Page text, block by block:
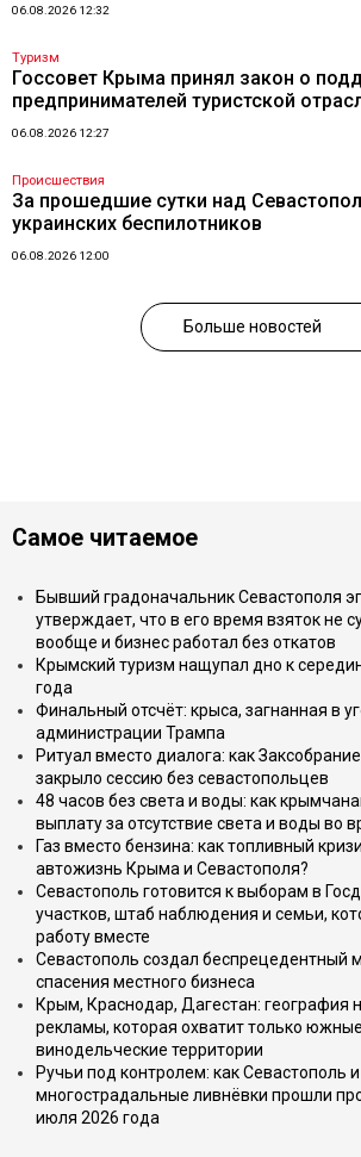
06.08.2026 12:32
Туризм
Госсовет Крыма принял закон о
предпринимателей туристской
06.08.2026 12:27
Происшествия
За прошедшие сутки над
украинских беспилотников
06.08.2026 12:00
Больше новостей
Самое читаемое
Бывший градоначальник Севастополя
утверждает, что в его время взяток не
вообще и бизнес работал без откатов
Крымский туризм нащупал дно к
года
Финальный отсчёт: крыса, загнанная в
администрации Трампа
Ритуал вместо диалога: как
закрыло сессию без севастопольцев
48 часов без света и воды: как
выплату за отсутствие света и воды во
Газ вместо бензина: как топливный
автожизнь Крыма и Севастополя?
Севастополь готовится к выборам в
участков, штаб наблюдения и семьи,
работу вместе
Севастополь создал беспрецедентный
спасения местного бизнеса
Крым, Краснодар, Дагестан: география
рекламы, которая охватит только южные
винодельческие территории
Ручьи под контролем: как Севастополь и
многострадальные ливнёвки прошли
июля 2026 года